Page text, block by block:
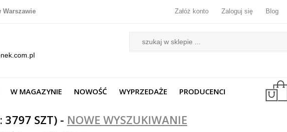
Warszawie Załóż konto Zaloguj się Blog
W MAGAZYNIE NOWOŚĆ WYPRZEDAŻE PRODUCENCI
3797 SZT) - NOWE WYSZUKIWANIE